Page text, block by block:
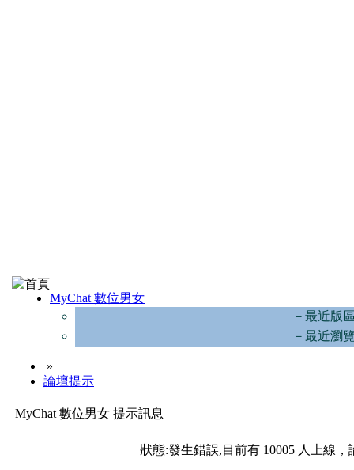
MyChat 數位男女
－最近版
－最近瀏
»
論壇提示
MyChat 數位男女 提示訊息
狀態:發生錯誤,目前有 10005 人上線